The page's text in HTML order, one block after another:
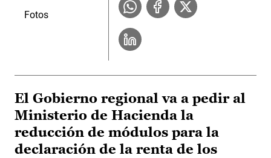
Fotos
El Gobierno regional va a pedir al
Ministerio de Hacienda la
reducción de módulos para la
declaración de la renta de los